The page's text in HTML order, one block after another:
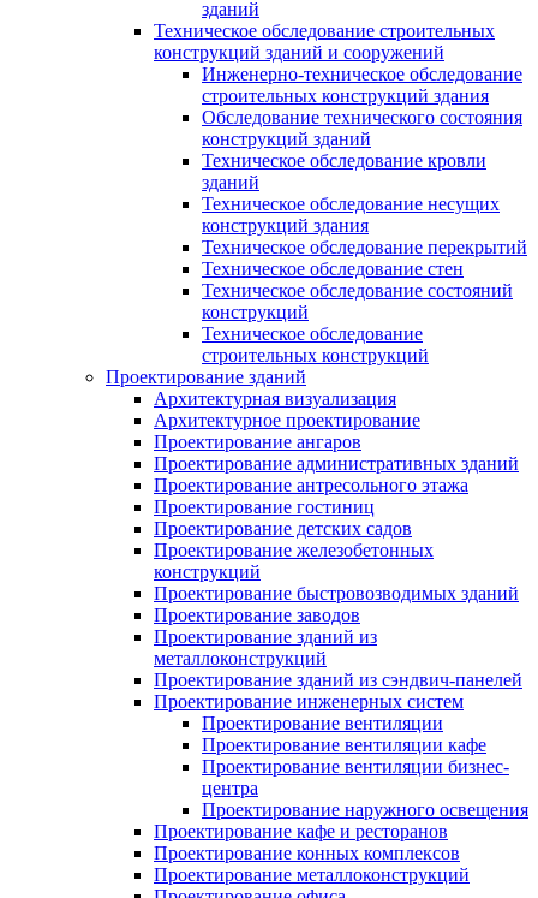
зданий
Техническое обследование строительных
конструкций зданий и сооружений
Инженерно-техническое обследование
строительных конструкций здания
Обследование технического состояния
конструкций зданий
Техническое обследование кровли
зданий
Техническое обследование несущих
конструкций здания
Техническое обследование перекрытий
Техническое обследование стен
Техническое обследование состояний
конструкций
Техническое обследование
строительных конструкций
Проектирование зданий
Архитектурная визуализация
Архитектурное проектирование
Проектирование ангаров
Проектирование административных зданий
Проектирование антресольного этажа
Проектирование гостиниц
Проектирование детских садов
Проектирование железобетонных
конструкций
Проектирование быстровозводимых зданий
Проектирование заводов
Проектирование зданий из
металлоконструкций
Проектирование зданий из сэндвич-панелей
Проектирование инженерных систем
Проектирование вентиляции
Проектирование вентиляции кафе
Проектирование вентиляции бизнес-
центра
Проектирование наружного освещения
Проектирование кафе и ресторанов
Проектирование конных комплексов
Проектирование металлоконструкций